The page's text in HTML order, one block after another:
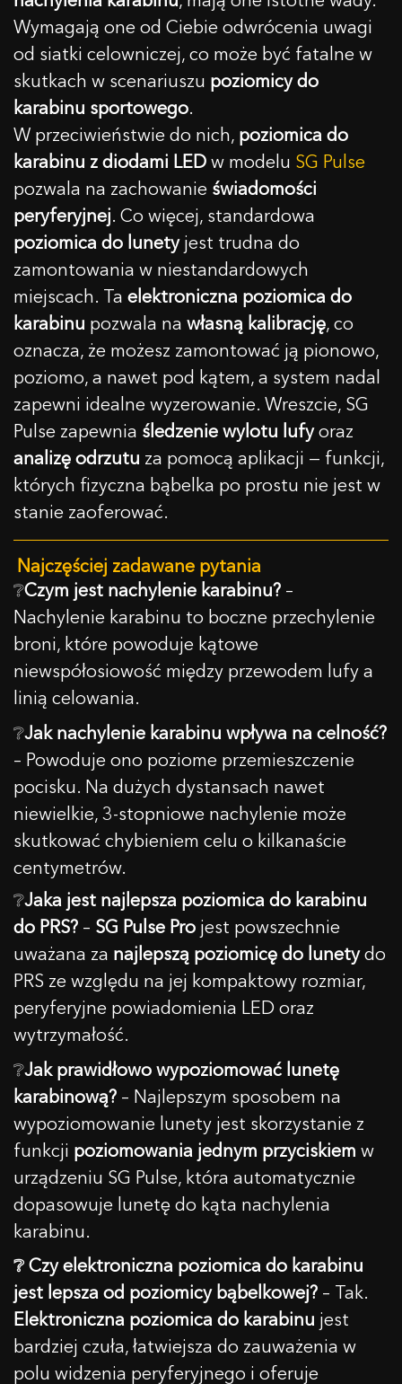
Wymagają one od Ciebie odwrócenia uwagi
od siatki celowniczej, co może być fatalne w
skutkach w scenariuszu poziomicy do
karabinu sportowego.
W przeciwieństwie do nich, poziomica do
karabinu z diodami LED w modelu SG Pulse
pozwala na zachowanie świadomości
peryferyjnej. Co więcej, standardowa
poziomica do lunetyjest trudna do
zamontowania w niestandardowych
miejscach. Ta elektroniczna poziomica do
karabinu pozwala na własną kalibrację, co
oznacza, że możesz zamontować ją pionowo,
poziomo, a nawet pod kątem, a system nadal
zapewni idealne wyzerowanie. Wreszcie, SG
Pulse zapewnia śledzenie wylotu lufyoraz
analizę odrzutu za pomocą aplikacji — funkcji,
których fizyczna bąbelka po prostu nie jest w
stanie zaoferować.
Najczęściej zadawane pytania
❔Czym jest nachylenie karabinu? –
Nachylenie karabinu to boczne przechylenie
broni, które powoduje kątowe
niewspółosiowość między przewodem lufy a
linią celowania.
❔Jak nachylenie karabinu wpływa na celność?
– Powoduje ono poziome przemieszczenie
pocisku. Na dużych dystansach nawet
niewielkie, 3-stopniowe nachylenie może
skutkować chybieniem celu o kilkanaście
centymetrów.
❔Jaka jest najlepsza poziomica do karabinu
do PRS? – SG Pulse Pro jest powszechnie
uważana za najlepszą poziomicę do lunetydo
PRS ze względu na jej kompaktowy rozmiar,
peryferyjne powiadomienia LED oraz
wytrzymałość.
❔Jak prawidłowo wypoziomować lunetę
karabinową? – Najlepszym sposobem na
wypoziomowanie lunety jest skorzystanie z
funkcji poziomowania jednym przyciskiem w
urządzeniu SG Pulse, która automatycznie
dopasowuje lunetę do kąta nachylenia
karabinu.
❔ Czy elektroniczna poziomica do karabinu
jest lepsza od poziomicy bąbelkowej? – Tak.
Elektroniczna poziomica do karabinu jest
bardziej czuła, łatwiejsza do zauważenia w
polu widzenia peryferyjnego i oferuje